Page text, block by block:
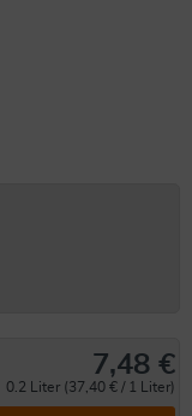
7,48 €
0.2 Liter (37,40 € / 1 Liter)